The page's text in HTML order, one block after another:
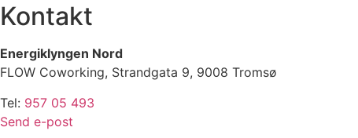
Kontakt
Energiklyngen Nord
FLOW Coworking, Strandgata 9, 9008 Tromsø
Tel: 957 05 493
Send e-post